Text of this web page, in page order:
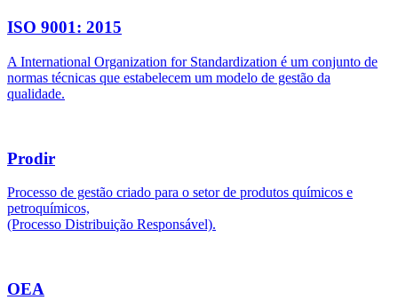
ISO 9001: 2015
A International Organization for Standardization é um conjunto de
normas técnicas que estabelecem um modelo de gestão da
qualidade.
Prodir
Processo de gestão criado para o setor de produtos químicos e
petroquímicos,
(Processo Distribuição Responsável).
OEA